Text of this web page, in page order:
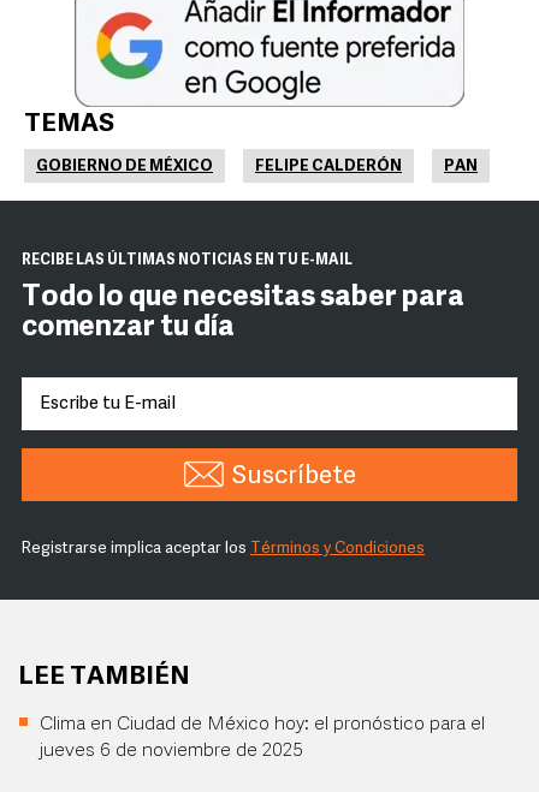
TEMAS
GOBIERNO DE MÉXICO FELIPE CALDERÓN PAN
RECIBE LAS ÚLTIMAS NOTICIAS EN TU E-MAIL
Todo lo que necesitas saber para
comenzar tu día
Suscríbete
Registrarse implica aceptar los Términos y Condiciones
LEE TAMBIÉN
Clima en Ciudad de México hoy: el pronóstico para el
jueves 6 de noviembre de 2025